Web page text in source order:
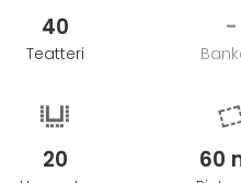
40
Teatteri
-
20 60